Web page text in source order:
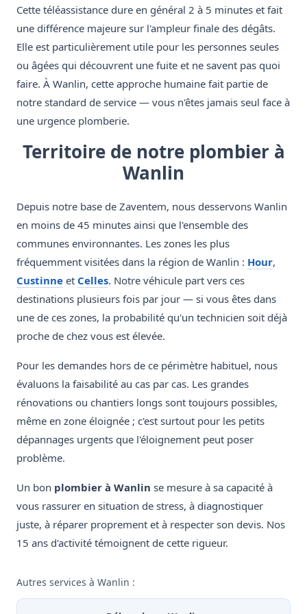
Cette téléassistance dure en général 2 à 5 minutes et fait
une différence majeure sur l'ampleur finale des dégâts.
Elle est particulièrement utile pour les personnes seules
ou âgées qui découvrent une fuite et ne savent pas quoi
faire. À Wanlin, cette approche humaine fait partie de
notre standard de service — vous n'êtes jamais seul face à
une urgence plomberie.
Territoire de notre plombier à
Wanlin
Depuis notre base de Zaventem, nous desservons Wanlin
en moins de 45 minutes ainsi que l'ensemble des
communes environnantes. Les zones les plus
fréquemment visitées dans la région de Wanlin : Hour,
Custinne et Celles. Notre véhicule part vers ces
destinations plusieurs fois par jour — si vous êtes dans
une de ces zones, la probabilité qu'un technicien soit déjà
proche de chez vous est élevée.
Pour les demandes hors de ce périmètre habituel, nous
évaluons la faisabilité au cas par cas. Les grandes
rénovations ou chantiers longs sont toujours possibles,
même en zone éloignée ; c'est surtout pour les petits
dépannages urgents que l'éloignement peut poser
problème.
Un bon plombier à Wanlin se mesure à sa capacité à
vous rassurer en situation de stress, à diagnostiquer
juste, à réparer proprement et à respecter son devis. Nos
15 ans d'activité témoignent de cette rigueur.
Autres services à Wanlin :